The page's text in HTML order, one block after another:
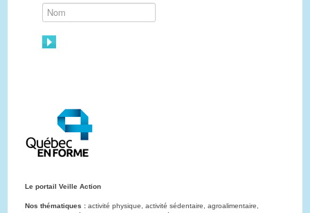
Le portail Veille Action
Nos thématiques : activité physique, activité sédentaire, agroalimentaire,